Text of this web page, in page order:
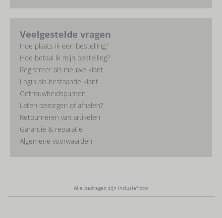
Veelgestelde vragen
Hoe plaats ik een bestelling?
Hoe betaal ik mijn bestelling?
Registreer als nieuwe klant
Login als bestaande klant
Getrouwheidspunten
Laten bezorgen of afhalen?
Retourneren van artikelen
Garantie & reparatie
​Algemene voorwaarden
Alle bedragen zijn inclusief btw